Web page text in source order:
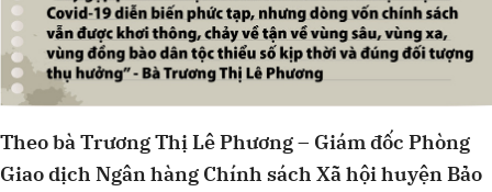
Theo bà Trương Thị Lê Phương – Giám đốc Phòng
Giao dịch Ngân hàng Chính sách Xã hội huyện Bảo